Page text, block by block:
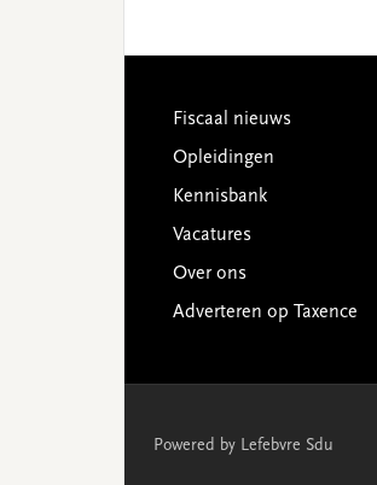
Footer
Fiscaal nieuws
Opleidingen
Kennisbank
Vacatures
Over ons
Adverteren op Taxence
Powered by Lefebvre Sdu